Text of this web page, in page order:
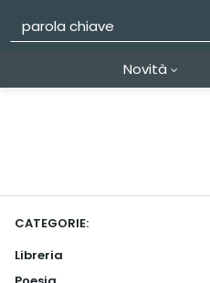
Novità
CATEGORIE:
Libreria